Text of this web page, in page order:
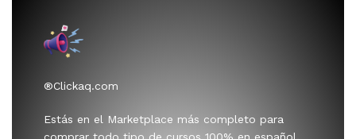
®Clickaq.com
Estás en el Marketplace más completo para
comprar todo tipo de cursos 100% en español.